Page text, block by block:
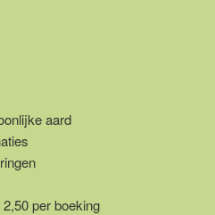
aard
per boeking